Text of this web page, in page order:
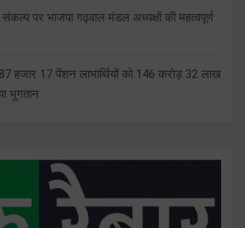
पर भाजपा गढ़वाल मंडल अध्यक्षों की महत्वपूर्ण
हजार 17 पेंशन लाभार्थियों को 146 करोड़ 32 लाख
भुगतान